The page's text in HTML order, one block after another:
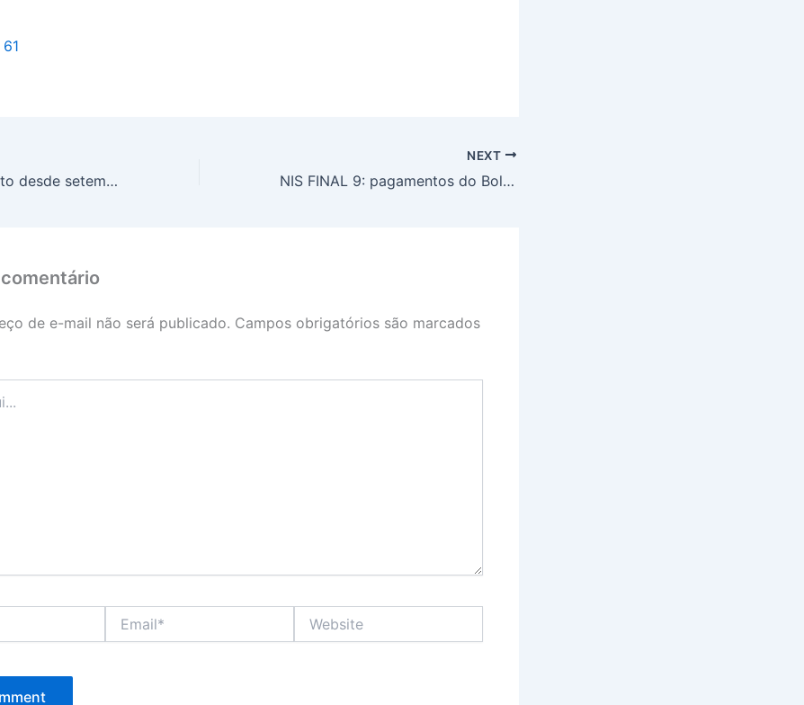
Melhor fechamento desde setembro, Ibovespa tem alta de 0,21%
NEXT
NIS FINAL 9: pagamentos do Bolsa Família e Auxílio Gás começam nesta terça-feira (29)
de e-mail não será publicado. Campos obrigatórios são marcados